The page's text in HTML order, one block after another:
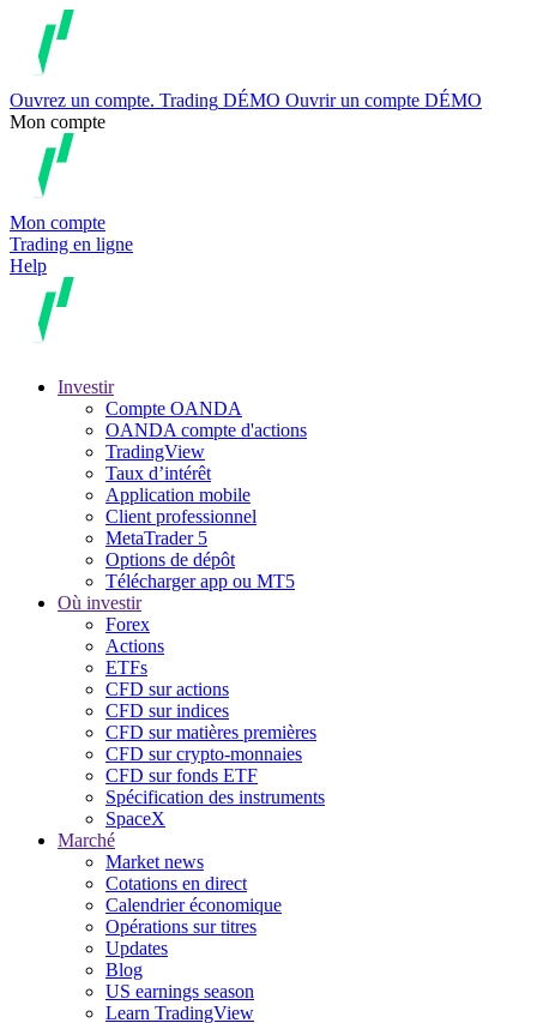
Ouvrez un compte. Trading DÉMO Ouvrir un compte DÉMO
Mon compte
Mon compte
Trading en ligne
Help
Investir
Compte OANDA
OANDA compte d'actions
TradingView
Taux d’intérêt
Application mobile
Client professionnel
MetaTrader 5
Options de dépôt
Télécharger app ou MT5
Où investir
Forex
Actions
ETFs
CFD sur actions
CFD sur indices
CFD sur matières premières
CFD sur crypto-monnaies
CFD sur fonds ETF
Spécification des instruments
SpaceX
Marché
Market news
Cotations en direct
Calendrier économique
Opérations sur titres
Updates
Blog
US earnings season
Learn TradingView